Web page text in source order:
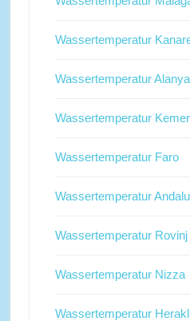
Wassertemperatur
Wassertemperatur Alanya
Wassertemperatur Kemer
Wassertemperatur Faro
Wassertemperatur
Wassertemperatur Rovinj
Wassertemperatur Nizza
Wassertemperatur